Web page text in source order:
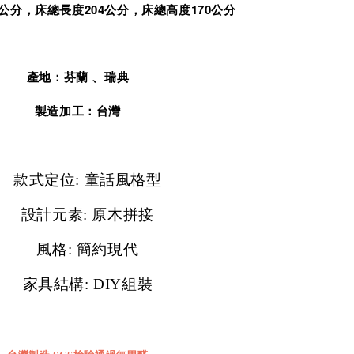
分，床總長度204公分，床總高度170公分
產地：芬蘭 、瑞典
製造加工：台灣
款式定位: 童話風格型
設計元素: 原木拼接
風格: 簡約現代
家具結構: DIY組裝